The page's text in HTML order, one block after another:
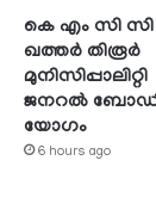
കെ എം സി സി
ഖത്തര്‍ തിരൂര്‍
മുനിസിപ്പാലിറ്റി
ജനറല്‍
യോഗം
6 hours ago